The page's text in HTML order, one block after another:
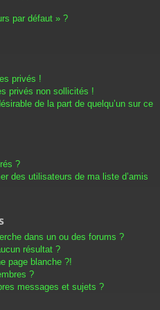
par défaut » ?
privés !
privés non sollicités !
de la part de quelqu’un sur ce
?
des utilisateurs de ma liste d’amis
dans un ou des forums ?
résultat ?
page blanche ?!
?
messages et sujets ?